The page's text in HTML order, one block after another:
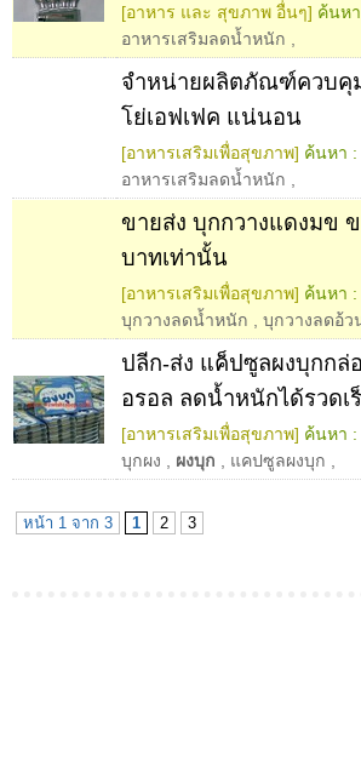
[อาหาร และ สุขภาพ อื่นๆ] ค้นห
อาหารเสริมลดน้ำหนัก
จำหน่ายผลิตภัณฑ์ควบคุ
โย่เอฟเฟค แน่นอน
[อาหารเสริมเพื่อสุขภาพ] ค้นหา :
อาหารเสริมลดน้ำหนัก
ขายส่ง บุกกวางแดงมข
บาทเท่านั้น
[อาหารเสริมเพื่อสุขภาพ] ค้นหา :
บุกวางลดน้ำหนัก
บุกวางลดอ้ว
ปลีก-ส่ง แค็ปซูลผงบุกกล่
อรอล ลดน้ำหนักได้รวดเ
[อาหารเสริมเพื่อสุขภาพ] ค้นหา :
บุกผง
ผงบุก แคปซูลผงบุก
หน้า 1 จาก 3 1 2 3